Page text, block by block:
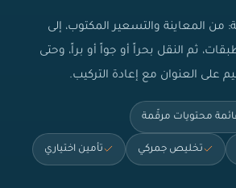
المعاينة والتسعير المكتوب، إلى
ثم النقل بحراً أو جواً أو براً، وحتى
على العنوان مع إعادة التركيب.
محتويات مرقّمة
تخليص جمركي تأمين اختياري